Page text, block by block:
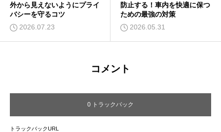
外から見えないようにプライ
バシーを守るコツ
2026.07.23
防止する！車内を快適に保つ
ための最強の対策
2026.05.31
コメント
0 トラックバック
トラックバックURL